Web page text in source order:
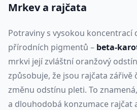
Mrkev a rajčata
Potraviny s vysokou koncentrací
přírodních pigmentů – beta-
mrkvi její zvláštní oranžový
způsobuje, že jsou rajčata zářivě
změnu odstínu pleti. To
a dlouhodobá konzumace rajčat